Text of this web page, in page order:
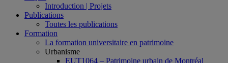
Introduction | Projets
Publications
Toutes les publications
Formation
La formation universitaire en patrimoine
Urbanisme
EUT1064 – Patrimoine urbain de Montréal